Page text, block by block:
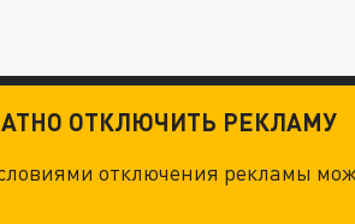
ОТКЛЮЧИТЬ РЕКЛАМУ
отключения рекламы